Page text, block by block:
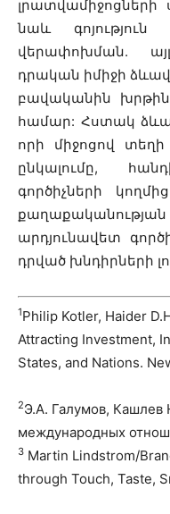
լրատվամիջոցների
նաև գոյություն
վերափոխման.
դրական իմիջի
բավականին
համար: Հստակ
որի միջոցով
ընկալումը,
գործիչների
արդյունավետ
դրված խնդիրների
1Philip Kotler, Haider
Attracting Investment,
States, and Nations.
2Э.А. Галумов,
международных
3 Martin Lindstrom/
through Touch, Taste,